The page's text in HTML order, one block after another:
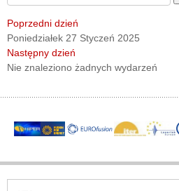
Poprzedni dzień
Poniedziałek 27 Styczeń 2025
Następny dzień
Nie znaleziono żadnych wydarzeń